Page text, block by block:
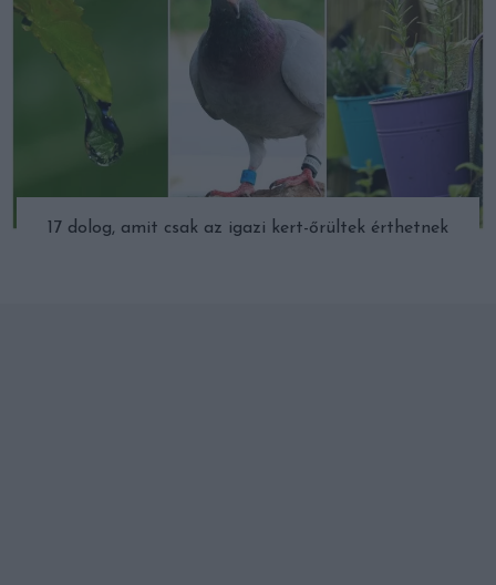
17 dolog, amit csak az igazi kert-őrültek érthetnek